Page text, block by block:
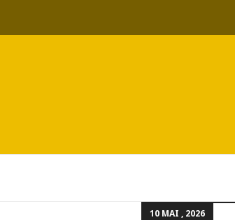
10 MAI , 2026